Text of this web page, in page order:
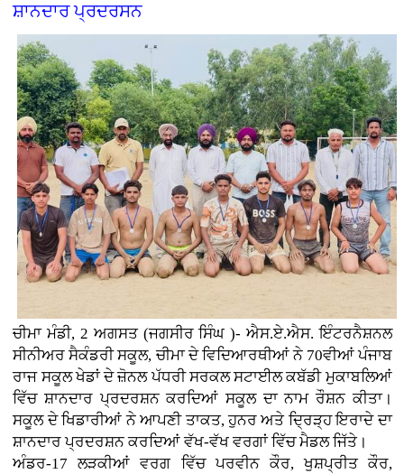
ਸ਼ਾਨਦਾਰ ਪ੍ਰਦਰਸਨ
ਚੀਮਾ ਮੰਡੀ, 2 ਅਗਸਤ (ਜਗਸੀਰ ਸਿੰਘ )- ਐਸ.ਏ.ਐਸ. ਇੰਟਰਨੈਸ਼ਨਲ
ਸੀਨੀਅਰ ਸੈਕੰਡਰੀ ਸਕੂਲ, ਚੀਮਾ ਦੇ ਵਿਦਿਆਰਥੀਆਂ ਨੇ 70ਵੀਆਂ ਪੰਜਾਬ
ਰਾਜ ਸਕੂਲ ਖੇਡਾਂ ਦੇ ਜ਼ੋਨਲ ਪੱਧਰੀ ਸਰਕਲ ਸਟਾਈਲ ਕਬੱਡੀ ਮੁਕਾਬਲਿਆਂ
ਵਿੱਚ ਸ਼ਾਨਦਾਰ ਪ੍ਰਦਰਸ਼ਨ ਕਰਦਿਆਂ ਸਕੂਲ ਦਾ ਨਾਮ ਰੌਸ਼ਨ ਕੀਤਾ।
ਸਕੂਲ ਦੇ ਖਿਡਾਰੀਆਂ ਨੇ ਆਪਣੀ ਤਾਕਤ, ਹੁਨਰ ਅਤੇ ਦ੍ਰਿੜ੍ਹ ਇਰਾਦੇ ਦਾ
ਸ਼ਾਨਦਾਰ ਪ੍ਰਦਰਸ਼ਨ ਕਰਦਿਆਂ ਵੱਖ-ਵੱਖ ਵਰਗਾਂ ਵਿੱਚ ਮੈਡਲ ਜਿੱਤੇ।
ਅੰਡਰ-17 ਲੜਕੀਆਂ ਵਰਗ ਵਿੱਚ ਪਰਵੀਨ ਕੌਰ, ਖੁਸ਼ਪ੍ਰੀਤ ਕੌਰ,